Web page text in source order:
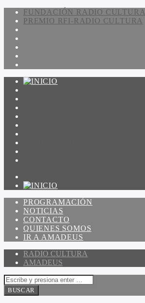
FUNDACIÓN RADIO CULTURA
PREMIO RFI-RADIO CULTURA
PROGRAMACIÓN
NOTICIAS
CONTACTO
QUIENES SOMOS
IR A AMADEUS
RADIO CULTURA
AMADEUS